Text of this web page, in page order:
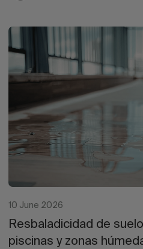
10 June 2026
Resbaladicidad de
piscinas y zonas